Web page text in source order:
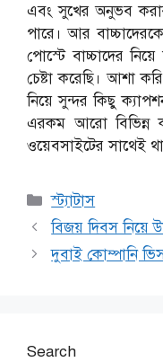
এবং সুখের অনুভব
পারে।আর
পোস্টে বাচ্চাদের
চেষ্টা করেছি। আশা
নিয়ে সুন্দর কিছু
এরকম আরো বিভিন্ন
ওয়েবসাইটের সাথেই
Categories
স্ট্যাটাস
বিজয় দিবস নিয়ে
দুবাই কোম্পানি
Search